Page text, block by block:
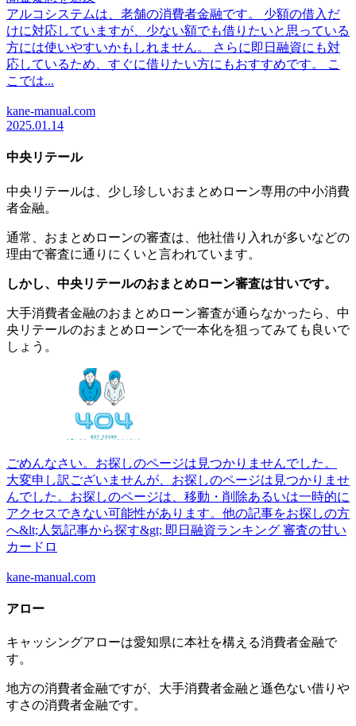
アルコシステムは、老舗の消費者金融です。 少額の借入だ
けに対応していますが、少ない額でも借りたいと思っている
方には使いやすいかもしれません。 さらに即日融資にも対
応しているため、すぐに借りたい方にもおすすめです。 こ
こでは...
kane-manual.com
2025.01.14
中央リテール
中央リテールは、少し珍しいおまとめローン専用の中小消費
者金融。
通常、おまとめローンの審査は、他社借り入れが多いなどの
理由で審査に通りにくいと言われています。
しかし、中央リテールのおまとめローン審査は甘いです。
大手消費者金融のおまとめローン審査が通らなかったら、中
央リテールのおまとめローンで一本化を狙ってみても良いで
しょう。
ごめんなさい。お探しのページは見つかりませんでした。
大変申し訳ございませんが、お探しのページは見つかりませ
んでした。お探しのページは、移動・削除あるいは一時的に
アクセスできない可能性があります。他の記事をお探しの方
へ&lt;人気記事から探す&gt; 即日融資ランキング 審査の甘い
カードロ
kane-manual.com
アロー
キャッシングアローは愛知県に本社を構える消費者金融で
す。
地方の消費者金融ですが、大手消費者金融と遜色ない借りや
すさの消費者金融です。